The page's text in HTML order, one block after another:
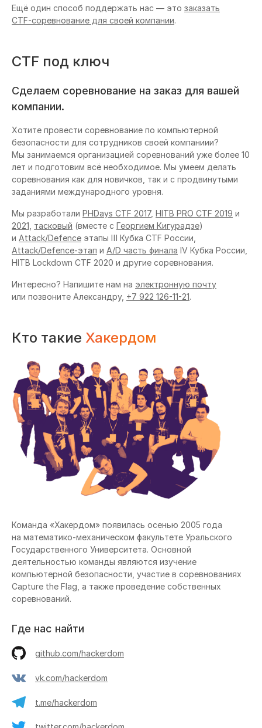
Ещё один способ поддержать нас — это заказать
CTF-соревнование для своей компании.
CTF под ключ
Сделаем соревнование на заказ для вашей
компании.
Хотите провести соревнование по компьютерной
безопасности для сотрудников своей компаниии?
Мы занимаемся организацией соревнований уже более 10
лет и подготовим всё необходимое. Мы умеем делать
соревнования как для новичков, так и с продвинутыми
заданиями международного уровня.
Мы разработали PHDays CTF 2017, HITB PRO CTF 2019 и
2021 тасковый (вместе с Георгием Кигурадзе)
и Attack/Defence этапы Ⅲ Кубка CTF России,
Attack/Defence-этап и A/D часть финала IV Кубка России,
HITB Lockdown CTF 2020 и другие соревнования.
Интересно? Напишите нам на электронную почту
или позвоните Александру, +7 922 126-11-21.
Кто такие Хакердом
Команда «Хакердом» появилась осенью 2005 года
на математико-механическом факультете Уральского
Государственного Университета. Основной
деятельностью команды являются изучение
компьютерной безопасности, участие в соревнованиях
Capture the Flag, а также проведение собственных
соревнований.
Где нас найти
github.com/hackerdom
vk.com/hackerdom
t.me/hackerdom